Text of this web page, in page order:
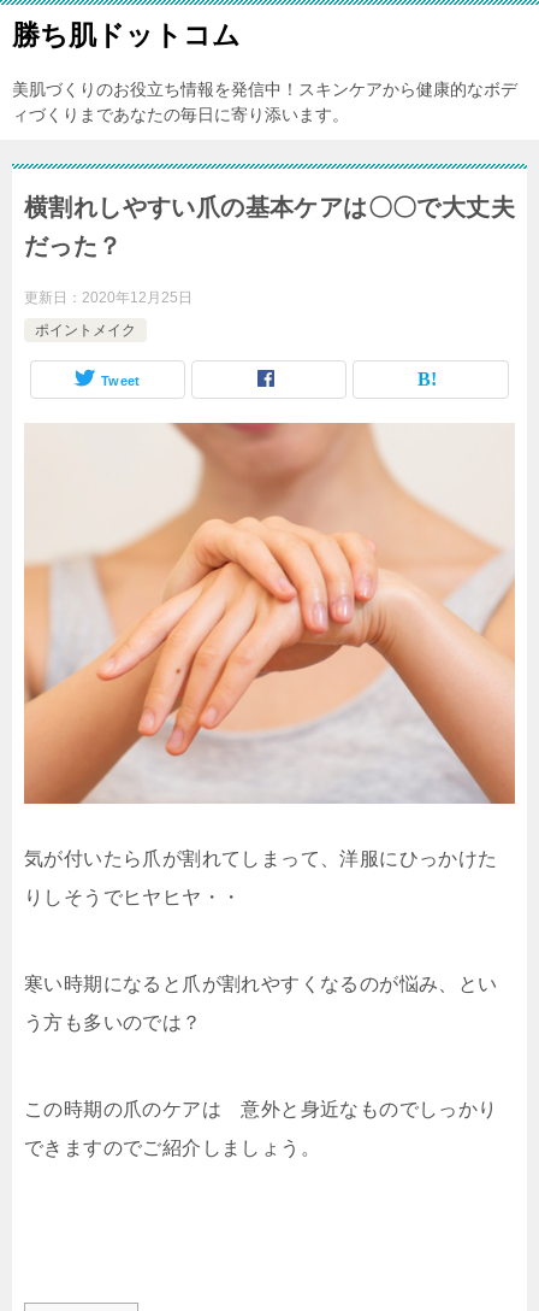
勝ち肌ドットコム
美肌づくりのお役立ち情報を発信中！スキンケアから健康的なボデ
ィづくりまであなたの毎日に寄り添います。
横割れしやすい爪の基本ケアは〇〇で大丈夫
だった？
更新日： 2020年12月25日
ポイントメイク
Tweet
気が付いたら爪が割れてしまって、洋服にひっかけた
りしそうでヒヤヒヤ・・
寒い時期になると爪が割れやすくなるのが悩み、とい
う方も多いのでは？
この時期の爪のケアは 意外と身近なものでしっかり
できますのでご紹介しましょう。